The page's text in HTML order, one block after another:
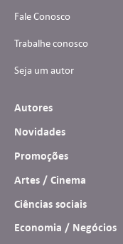
Fale Conosco
Trabalhe conosco
Seja um autor
Autores
Novidades
Promoções
Artes / Cinema
Ciências sociais
Economia / Negócios